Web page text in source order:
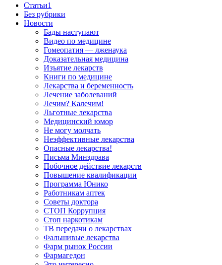
Cтатьи1
Без рубрики
Новости
Бады наступают
Видео по медицине
Гомеопатия — лженаука
Доказательная медицина
Изъятие лекарств
Книги по медицине
Лекарства и беременность
Лечение заболеваний
Лечим? Калечим!
Льготные лекарства
Медицинский юмор
Не могу молчать
Неэффективные лекарства
Опасные лекарства!
Письма Минздрава
Побочное действие лекарств
Повышение квалификации
Программа Юнико
Работникам аптек
Советы доктора
СТОП Коррупция
Стоп наркотикам
ТВ передачи о лекарствах
Фальшивые лекарства
Фарм рынок России
Фармагедон